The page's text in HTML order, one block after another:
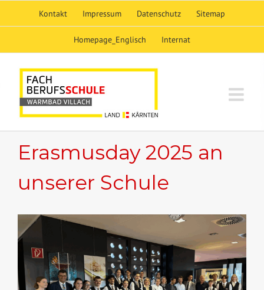
Kontakt Impressum Datenschutz Sitemap
Homepage_Englisch Internat
Erasmusday 2025 an
unserer Schule
View
Larger
Image